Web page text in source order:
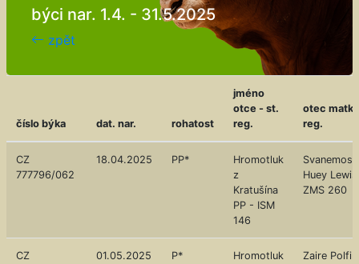
býci nar. 1.4. - 31.5.2025
zpět
číslo býka dat. nar. rohatost
jméno
otce - st.
reg.
otec
reg.
CZ
777796/062
18.04.2025 PP*
Hromotluk
z
Kratušína
PP - ISM
146
Huey
ZMS 260
CZ
01.05.2025 P*
Hromotluk
Zaire